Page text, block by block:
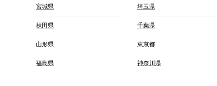
宮城県
秋田県
山形県
福島県
埼玉県
千葉県
東京都
神奈川県